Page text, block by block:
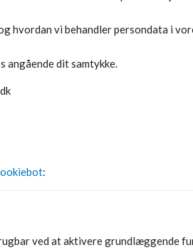
hvordan vi behandler persondata i
angående dit samtykke.
:
ved at aktivere grundlæggende